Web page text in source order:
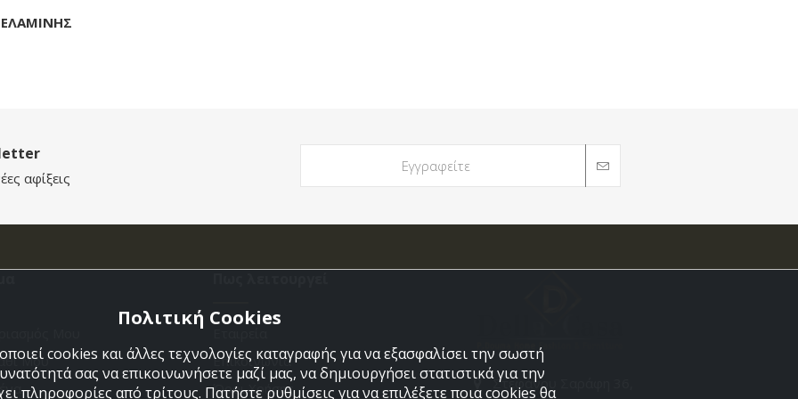
αφίξεις
Μου
Επικοινωνια
Όροι Χρήσης
Στεφάνου Σαράφη 36,
Πολιτική Cookies
cookies και άλλες τεχνολογίες καταγραφής για να εξασφαλίσει την σωστή
σας να επικοινωνήσετε μαζί μας, να δημιουργήσει στατιστικά για την
πληροφορίες από τρίτους. Πατήστε ρυθμίσεις για να επιλέξετε ποια cookies θα